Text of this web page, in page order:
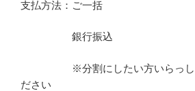
支払方法：ご一括
銀行振込
※分割にしたい方いらっしゃ
ださい